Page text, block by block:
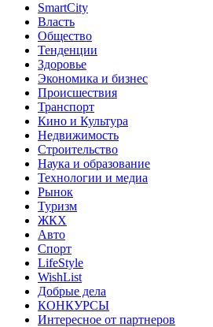
SmartCity
Власть
Общество
Тенденции
Здоровье
Экономика и бизнес
Происшествия
Транспорт
Кино и Культура
Недвижимость
Строительство
Наука и образование
Технологии и медиа
Рынок
Туризм
ЖКХ
Авто
Спорт
LifeStyle
WishList
Добрые дела
КОНКУРСЫ
Интересное от партнеров